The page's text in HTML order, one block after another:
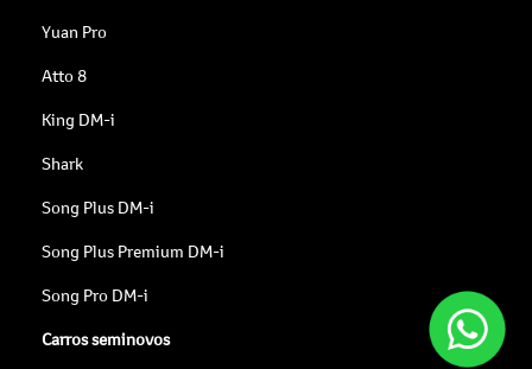
Yuan Pro
Atto 8
King DM-i
Shark
Song Plus DM-i
Song Plus Premium DM-i
Song Pro DM-i
Carros seminovos